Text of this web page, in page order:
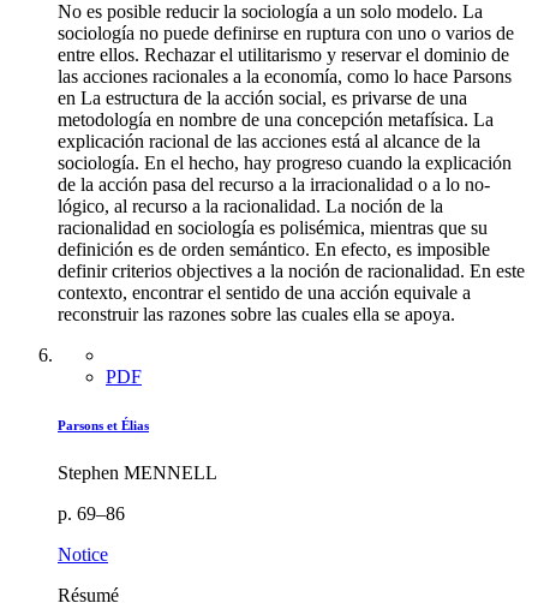
No es posible reducir la sociología a un solo modelo. La
sociología no puede definirse en ruptura con uno o varios de
entre ellos. Rechazar el utilitarismo y reservar el dominio de
las acciones racionales a la economía, como lo hace Parsons
en La estructura de la acción social, es privarse de una
metodología en nombre de una concepción metafísica. La
explicación racional de las acciones está al alcance de la
sociología. En el hecho, hay progreso cuando la explicación
de la acción pasa del recurso a la irracionalidad o a lo no-
lógico, al recurso a la racionalidad. La noción de la
racionalidad en sociología es polisémica, mientras que su
definición es de orden semántico. En efecto, es imposible
definir criterios objectives a la noción de racionalidad. En este
contexto, encontrar el sentido de una acción equivale a
reconstruir las razones sobre las cuales ella se apoya.
PDF
Parsons et Élias
Stephen MENNELL
p. 69–86
Notice
Résumé